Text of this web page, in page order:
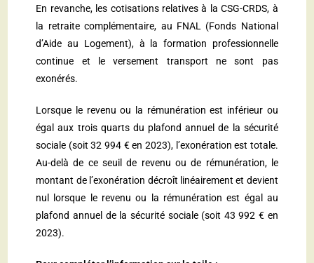
En revanche, les cotisations relatives à la CSG-CRDS, à
la retraite complémentaire, au FNAL (Fonds National
d’Aide au Logement), à la formation professionnelle
continue et le versement transport ne sont pas
exonérés.
Lorsque le revenu ou la rémunération est inférieur ou
égal aux trois quarts du plafond annuel de la sécurité
sociale (soit 32 994 € en 2023), l’exonération est totale.
Au-delà de ce seuil de revenu ou de rémunération, le
montant de l’exonération décroît linéairement et devient
nul lorsque le revenu ou la rémunération est égal au
plafond annuel de la sécurité sociale (soit 43 992 € en
2023).